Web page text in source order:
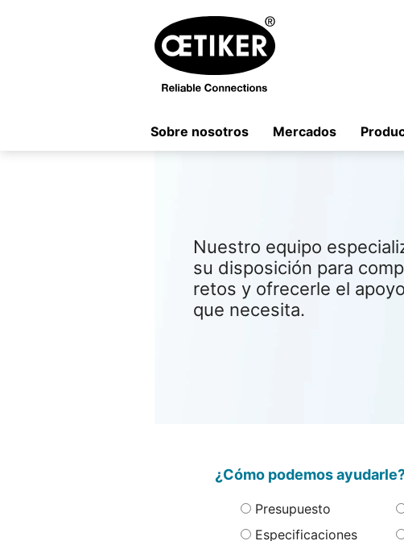
Sobre nosotros Mercados
Nuestro equipo
su disposición para
retos y ofrecerle el
que necesita.
¿Cómo podemos
Presupuesto
Especificaciones